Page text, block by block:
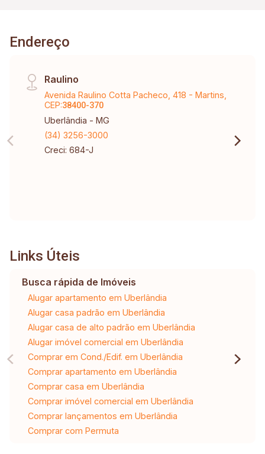
Endereço
Raulino
Avenida Raulino Cotta Pacheco, 418 - Martins,
CEP:38400-370
Uberlândia - MG
(34) 3256-3000
Creci: 684-J
Links Úteis
Busca rápida de Imóveis
Alugar apartamento em Uberlândia
Alugar casa padrão em Uberlândia
Alugar casa de alto padrão em Uberlândia
Alugar imóvel comercial em Uberlândia
Comprar em Cond./Edif. em Uberlândia
Comprar apartamento em Uberlândia
Comprar casa em Uberlândia
Comprar imóvel comercial em Uberlândia
Comprar lançamentos em Uberlândia
Comprar com Permuta